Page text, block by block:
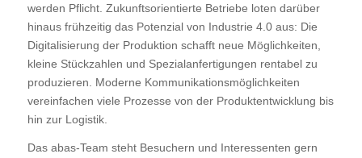
werden Pflicht. Zukunftsorientierte Betriebe loten darüber
hinaus frühzeitig das Potenzial von Industrie 4.0 aus: Die
Digitalisierung der Produktion schafft neue Möglichkeiten,
kleine Stückzahlen und Spezialanfertigungen rentabel zu
produzieren. Moderne Kommunikationsmöglichkeiten
vereinfachen viele Prozesse von der Produktentwicklung bis
hin zur Logistik.
Das abas-Team steht Besuchern und Interessenten gern